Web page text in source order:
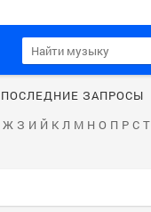
ПОСЛЕДНИЕ ЗАПРОСЫ
Ж З И Й К Л М Н О П Р С Т